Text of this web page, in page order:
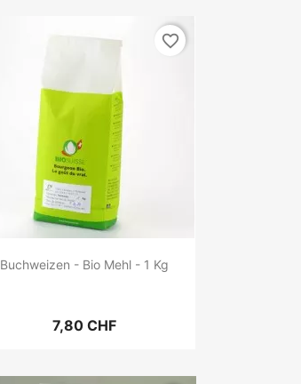
Buchweizen - Bio Mehl - 1 Kg
7,80 CHF
favorite_border